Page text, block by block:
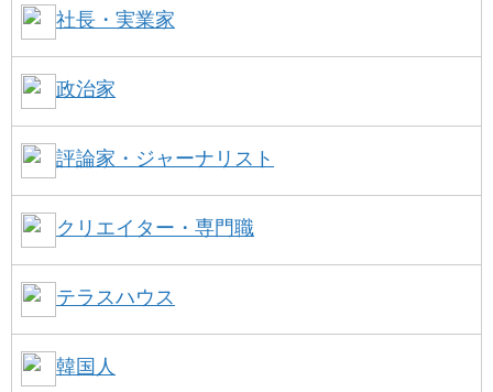
社長・実業家
政治家
評論家・ジャーナリスト
クリエイター・専門職
テラスハウス
韓国人